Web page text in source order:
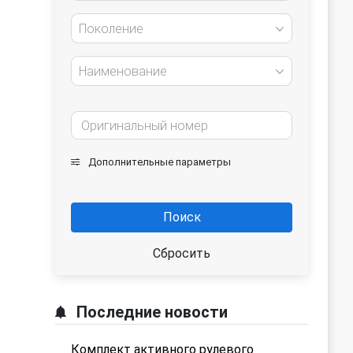
Поколение
Наименование
Дополнительные параметры
Поиск
Сбросить
Последние новости
Комплект активного рулевого